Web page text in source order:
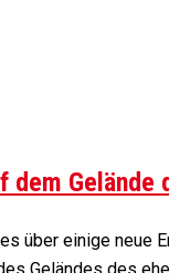
über einige neue